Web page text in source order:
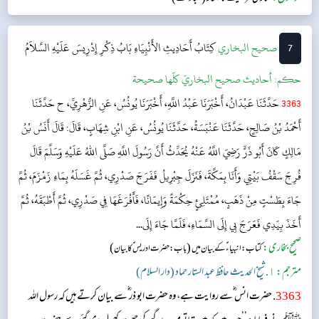
اسکے بعد میرے پاس ایک سواری لائی گئی جس کا رنگ سفید، خچر...
7 ‌‌صحيح البخاريكِتَابُ أَحَادِيثِ الأَنْبِيَاءِبَابُ ذِكْرِ إِدْرِيسَ عَلَيْهِ السَّلاَمُ
حکم:أحاديث صحيح البخاريّ كلّها صحيحة
3363حَدَّثَنَا عَبْدَانُ، أَخْبَرَنَا عَبْدُ اللَّهِ، أَخْبَرَنَا يُونُسُ، عَنِ الزُّهْرِيِّ، ح حَدَّثَنَا
أَحْمَدُ بْنُ صَالِحٍ، حَدَّثَنَا عَنْبَسَةُ، حَدَّثَنَا يُونُسُ، عَنِ ابْنِ شِهَابٍ، قَالَ: قَالَ أَنَسُ بْنُ
مَالِكٍ كَانَ أَبُو ذَرٍّ رَضِيَ اللَّهُ عَنْهُ يُحَدِّثُ أَنَّ رَسُولَ اللَّهِ صَلَّى اللهُ عَلَيْهِ وَسَلَّمَ قَالَ
فُرِجَ سَقْفُ بَيْتِي وَأَنَا بِمَكَّةَ، فَنَزَلَ جِبْرِيلُ فَفَرَجَ صَدْرِي، ثُمَّ غَسَلَهُ بِمَاءِ زَمْزَمَ، ثُمَّ
جَاءَ بِطَسْتٍ مِنْ ذَهَبٍ، مُمْتَلِئٍ حِكْمَةً وَإِيمَانًا، فَأَفْرَغَهَا فِي صَدْرِي، ثُمَّ أَطْبَقَهُ، ثُمَّ
أَخَذَ بِيَدِي فَعَرَجَ بِي إِلَى السَّمَاءِ، فَلَمَّا جَاءَ إِلَى...
صحیح بخاری:کتاب: انبیاء ؑ کے بیان میں(باب : حضرت ادریس ؑ کا بیان)
مترجم: ١. شیخ الحدیث حافظ عبد الستار حماد (دار السلام)
3363. حضرت انس ؓسے روایت ہے، وہ حضرت ابو ذر ؓسے بیان کرتے ہیں کہ رسول اللہ